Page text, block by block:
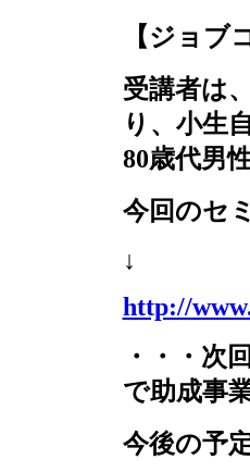
【ジョブ
受講者は
り、小生
80歳代男
今回のセ
↓
http://
・・・次回
で助成事
今後の予